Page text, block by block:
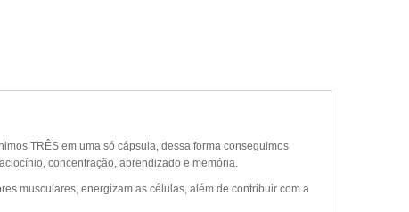
TRÊS em uma só cápsula, dessa forma conseguimos
concentração, aprendizado e memória.
musculares, energizam as células, além de contribuir com a